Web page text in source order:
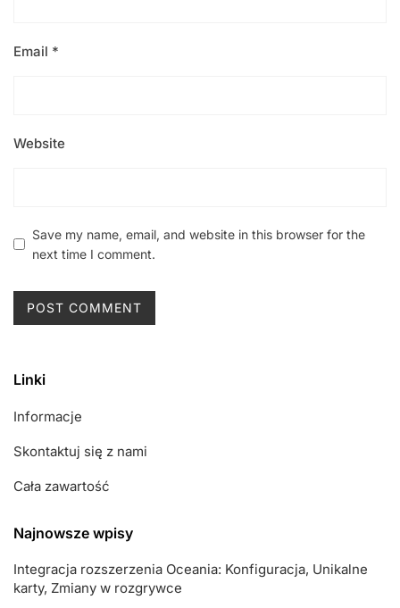
Email *
Website
Save my name, email, and website in this browser for the
next time I comment.
Linki
Informacje
Skontaktuj się z nami
Cała zawartość
Najnowsze wpisy
Integracja rozszerzenia Oceania: Konfiguracja, Unikalne
karty, Zmiany w rozgrywce